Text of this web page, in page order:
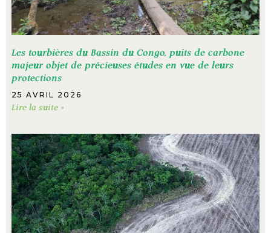
Les tourbières du Bassin du Congo, puits de carbone
majeur objet de précieuses études en vue de leurs
protections
25 AVRIL 2026
Lire la suite »